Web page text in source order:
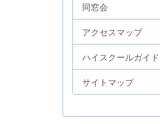
同窓会
アクセスマップ
ハイスクールガイド
サイトマップ